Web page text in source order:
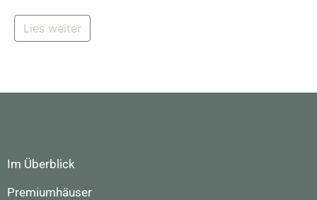
Lies weiter
Im Überblick
Premiumhäuser